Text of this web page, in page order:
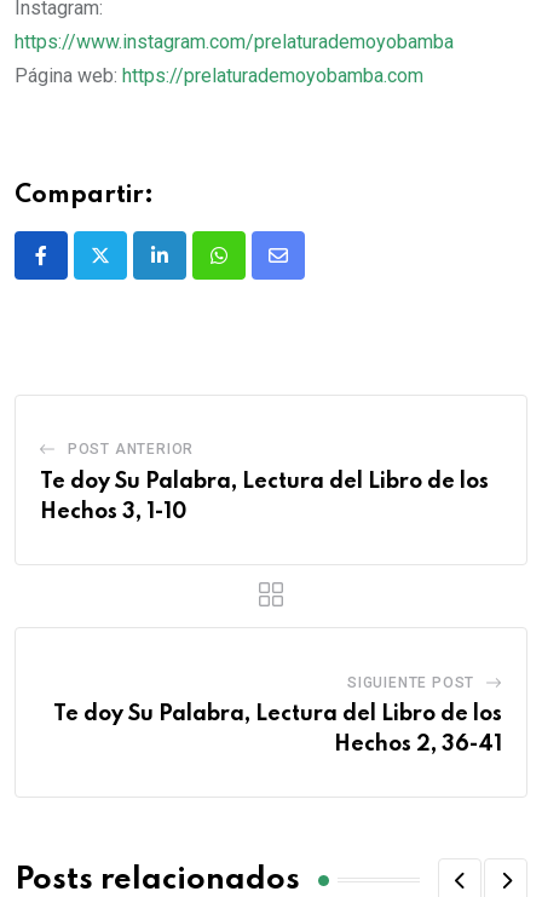
Instagram:
https://www.instagram.com/prelaturademoyobamba
Página web: https://prelaturademoyobamba.com
Compartir:
POST ANTERIOR
Te doy Su Palabra, Lectura del Libro de los
Hechos 3, 1-10
SIGUIENTE POST
Te doy Su Palabra, Lectura del Libro de los
Hechos 2, 36-41
Posts relacionados